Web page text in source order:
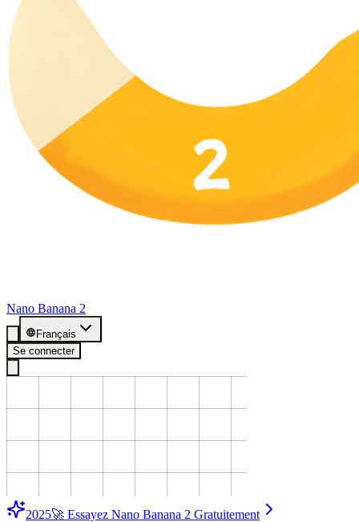
Nano Banana 2
Français
Se connecter
2025🚀 Essayez Nano Banana 2 Gratuitement